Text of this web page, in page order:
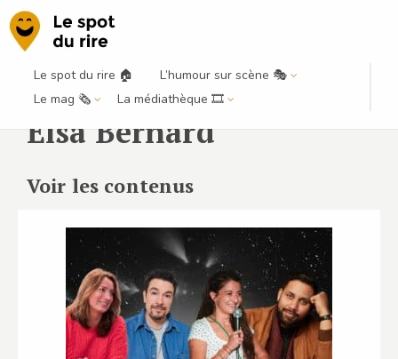
Le spot du rire 🏠
L’humour sur scène 🎭
Le mag 🗞️
La médiathèque 🎞️
Elsa Bernard
Voir les contenus